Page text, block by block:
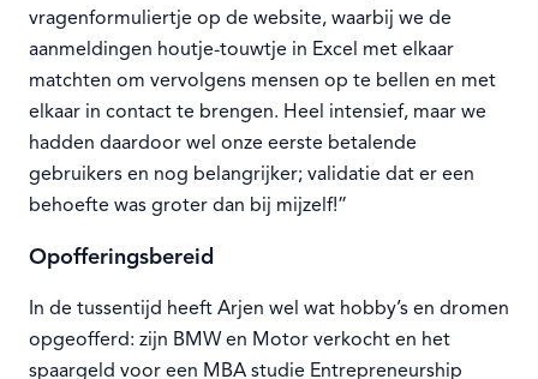
vragenformuliertje op de website, waarbij we de
aanmeldingen houtje-touwtje in Excel met elkaar
matchten om vervolgens mensen op te bellen en met
elkaar in contact te brengen. Heel intensief, maar we
hadden daardoor wel onze eerste betalende
gebruikers en nog belangrijker; validatie dat er een
behoefte was groter dan bij mijzelf!”
Opofferingsbereid
In de tussentijd heeft Arjen wel wat hobby’s en dromen
opgeofferd: zijn BMW en Motor verkocht en het
spaargeld voor een MBA studie Entrepreneurship